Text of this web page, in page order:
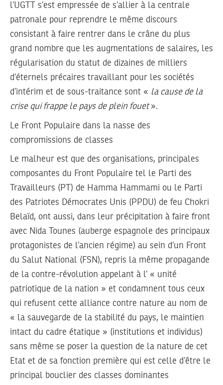
l’UGTT s’est empressée de s’allier à la centrale
patronale pour reprendre le même discours
consistant à faire rentrer dans le crâne du plus
grand nombre que les augmentations de salaires, les
régularisation du statut de dizaines de milliers
d’éternels précaires travaillant pour les sociétés
d’intérim et de sous-traitance sont « la cause de la
crise qui frappe le pays de plein fouet».
Le Front Populaire dans la nasse des
compromissions de classes
Le malheur est que des organisations, principales
composantes du Front Populaire tel le Parti des
Travailleurs (PT) de Hamma Hammami ou le Parti
des Patriotes Démocrates Unis (PPDU) de feu Chokri
Belaïd, ont aussi, dans leur précipitation à faire front
avec Nida Tounes (auberge espagnole des principaux
protagonistes de l’ancien régime) au sein d’un Front
du Salut National (FSN), repris la même propagande
de la contre-révolution appelant à l’ « unité
patriotique de la nation » et condamnent tous ceux
qui refusent cette alliance contre nature au nom de
« la sauvegarde de la stabilité du pays, le maintien
intact du cadre étatique » (institutions et individus)
sans même se poser la question de la nature de cet
Etat et de sa fonction première qui est celle d’être le
principal bouclier des classes dominantes